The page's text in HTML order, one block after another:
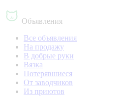
Объявления
Все объявления
На продажу
В добрые руки
Вязка
Потерявшиеся
От заводчиков
Из приютов